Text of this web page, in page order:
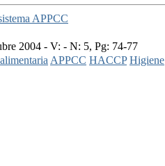
APPCC
2004 - V: - N: 5, Pg: 74-77
APPCC HACCP Higiene